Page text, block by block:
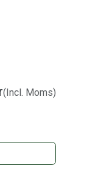
(Incl. Moms)